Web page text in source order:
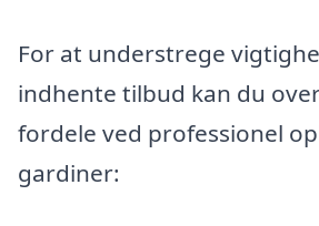
For at understrege
indhente tilbud kan du
fordele ved professionel
gardiner: